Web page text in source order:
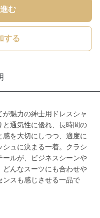
む
する
魅力の紳士用ドレスシャ
と通気性に優れ、長時間の
を大切にしつつ、適度に
ュに決まる一着。クラシ
ールが、ビジネスシーンや
どんなスーツにも合わせや
スも感じさせる一品で